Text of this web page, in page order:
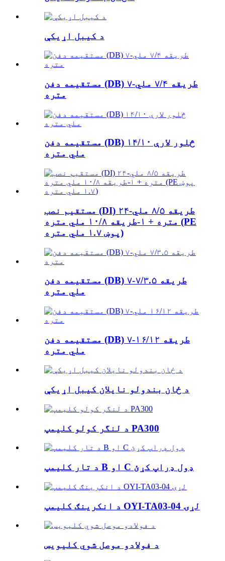
د کیبل اړیکې
مستقیمه دفن (DB) ۷-طریقه ۷/۴ ملي
متره
مستقیمه دفن (DB) څلور لارې ۱۴/۱۰
ملي متره
مستقیم نصب (DI) ۲۴-طریقه ۸/۵ ملي
متره + ۱-طریقه ۱۰/۸ ملي متره (PE
پوښ ۱.۷ ملي متره)
مستقیمه دفن (DB) ۷-طریقه ۷/۳.۵
ملي متره
مستقیمه دفن (DB) ۷-طریقه ۱۶/۱۲
ملي متره
د ځان بندولو نایلان کیبل اړیکې
د لنگر کولو کلیمپ PA300
د تار کلیمپ B او C ډول ډراپ کړئ
د انکرینګ کلیمپ OYI-TA03-04 لړۍ
د فولادو موصل شوي کلیویس